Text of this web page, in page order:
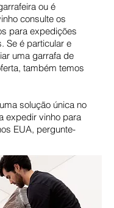
ou é
consulte os
para expedições
Se é particular e
uma garrafa de
também temos
solução única no
expedir vinho para
EUA, pergunte-